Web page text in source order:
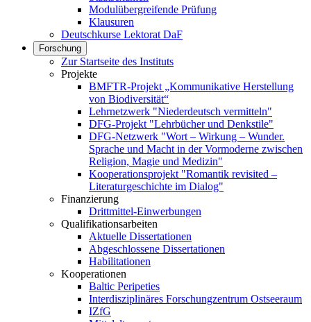
Modulübergreifende Prüfung
Klausuren
Deutschkurse Lektorat DaF
Forschung
Zur Startseite des Instituts
Projekte
BMFTR-Projekt „Kommunikative Herstellung
von Biodiversität“
Lehrnetzwerk "Niederdeutsch vermitteln"
DFG-Projekt "Lehrbücher und Denkstile"
DFG-Netzwerk "Wort – Wirkung – Wunder.
Sprache und Macht in der Vormoderne zwischen
Religion, Magie und Medizin"
Kooperationsprojekt "Romantik revisited –
Literaturgeschichte im Dialog"
Finanzierung
Drittmittel-Einwerbungen
Qualifikationsarbeiten
Aktuelle Dissertationen
Abgeschlossene Dissertationen
Habilitationen
Kooperationen
Baltic Peripeties
Interdisziplinäres Forschungzentrum Ostseeraum
IZfG